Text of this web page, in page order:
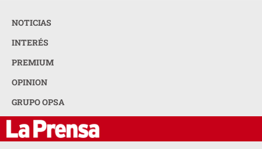
NOTICIAS
INTERÉS
PREMIUM
OPINION
GRUPO OPSA